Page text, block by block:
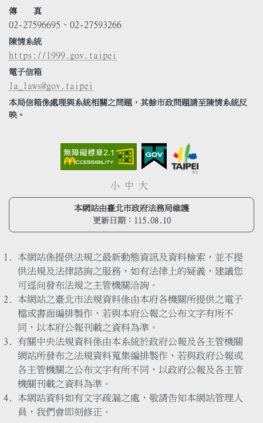
傳 真
02-27596695、02-27593266
陳情系統
https://1999.gov.taipei
電子信箱
la_laws@gov.taipei
本局信箱係處理與系統相關之問題，其餘市政問題請至陳情系統反
映。
小 中 大
本網站由臺北市政府法務局維護
更新日期： 115.08.10
本網站係提供法規之最新動態資訊及資料檢索，並不提
供法規及法律諮詢之服務，如有法律上的疑義，建議您
可逕向發布法規之主管機關洽詢。
本網站之臺北市法規資料係由本府各機關所提供之電子
檔或書面編排製作，若與本府公報之公布文字有所不
同，以本府公報刊載之資料為準。
有關中央法規資料係由本系統於政府公報及各主管機關
網站所發布之法規資料蒐集編排製作，若與政府公報或
各主管機關之公布文字有所不同，以政府公報及各主管
機關刊載之資料為準。
本網站資料如有文字疏漏之處，敬請告知本網站管理人
員，我們會即刻修正。